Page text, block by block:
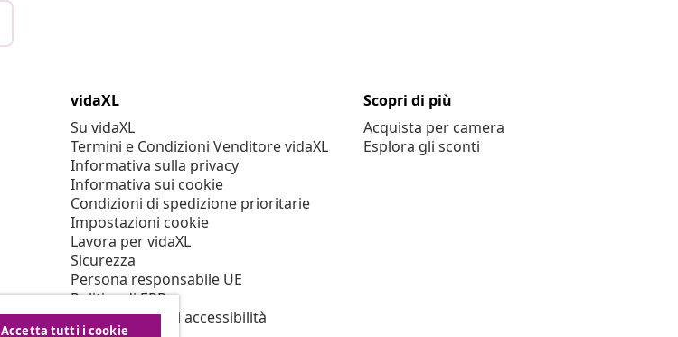
vidaXL
Su vidaXL
Termini e Condizioni Venditore vidaXL
Informativa sulla privacy
Informativa sui cookie
Condizioni di spedizione prioritarie
Impostazioni cookie
Lavora per vidaXL
Sicurezza
Persona responsabile UE
Politica di EPR
Dichiarazione di accessibilità
Scopri di più
Acquista per camera
Esplora gli sconti
Accetta tutti i cookie